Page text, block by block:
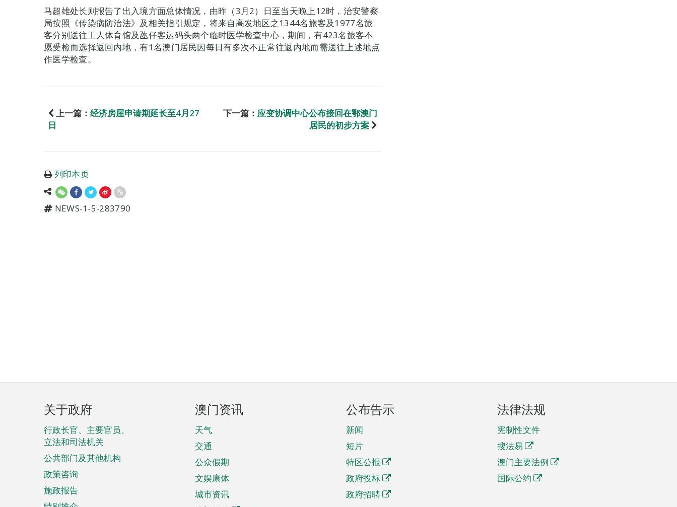
马超雄处长则报告了出入境方面总体情况，由昨（3月2）日至当天晚上12时，治安警察
局按照《传染病防治法》及相关指引规定，将来自高发地区之1344名旅客及1977名旅
客分别送往工人体育馆及氹仔客运码头两个临时医学检查中心，期间，有423名旅客不
愿受检而选择返回内地，有1名澳门居民因每日有多次不正常往返内地而需送往上述地点
作医学检查。
上一篇： 经济房屋申请期延长至4月27
日
下一篇： 应变协调中心公布接回在鄂澳门
居民的初步方案
列印本页
NEWS-1-5-283790
页
脚
菜
单
关于政府
行政长官、主要官员、
立法和司法机关
公共部门及其他机构
政策咨询
施政报告
澳门资讯
天气
交通
公众假期
文娱康体
城市资讯
公布告示
新闻
短片
特区公报
政府投标
政府招聘
法律法规
宪制性文件
搜法易
澳门主要法例
国际公约